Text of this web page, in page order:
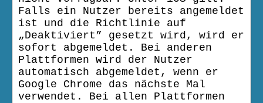
Falls ein Nutzer bereits angemeldet
ist und die Richtlinie auf
„Deaktiviert” gesetzt wird, wird er
sofort abgemeldet. Bei anderen
Plattformen wird der Nutzer
automatisch abgemeldet, wenn er
Google Chrome das nächste Mal
verwendet. Bei allen Plattformen